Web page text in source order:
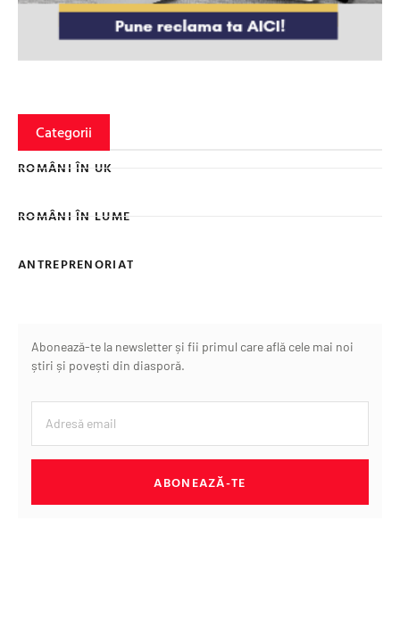
Categorii
ROMÂNI ÎN UK
ROMÂNI ÎN LUME
ANTREPRENORIAT
Abonează-te la newsletter și fii primul care află cele mai noi
știri și povești din diasporă.
ABONEAZĂ-TE